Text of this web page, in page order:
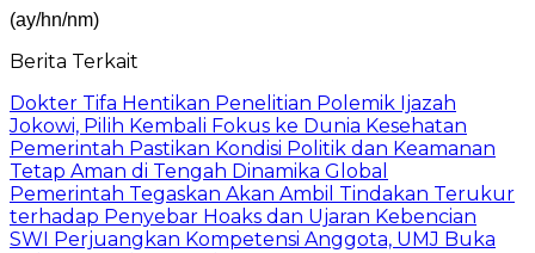
(ay/hn/nm)
Berita Terkait
Dokter Tifa Hentikan Penelitian Polemik Ijazah
Jokowi, Pilih Kembali Fokus ke Dunia Kesehatan
Pemerintah Pastikan Kondisi Politik dan Keamanan
Tetap Aman di Tengah Dinamika Global
Pemerintah Tegaskan Akan Ambil Tindakan Terukur
terhadap Penyebar Hoaks dan Ujaran Kebencian
SWI Perjuangkan Kompetensi Anggota, UMJ Buka